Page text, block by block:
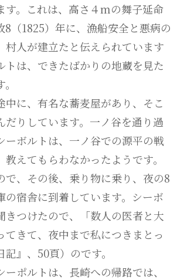
す。これは、高さ４mの舞子延命
8（1825）年に、漁船安全と悪病の
村人が建立たと伝えられています
トは、できたばかりの地蔵を見た
に、有名な蕎麦屋があり、そこ
だりしています。一ノ谷を通り過
ーボルトは、一ノ谷での源平の戦
えてもらわなかったようです。
で、その後、乗り物に乗り、夜の8
の宿舎に到着しています。シーボ
きつけたので、「数人の医者と大
てきて、夜中まで私につきまとっ
』、50頁）のです。
ポルトは、長崎への帰路では、